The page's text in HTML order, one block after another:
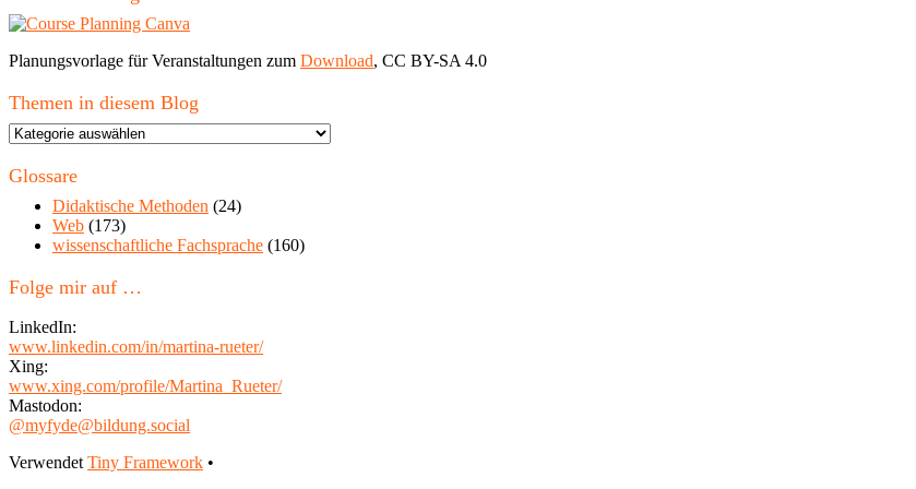
Planungsvorlage für Veranstaltungen zum Download, CC BY-SA 4.0
Themen in diesem Blog
Themen
diesem
Glossare
Didaktische Methoden (24)
Web (173)
wissenschaftliche Fachsprache (160)
Folge mir auf …
LinkedIn:
www.linkedin.com/in/martina-rueter/
Xing:
www.xing.com/profile/Martina_Rueter/
Mastodon:
@myfyde@bildung.social
Footer
Verwendet Tiny Framework •